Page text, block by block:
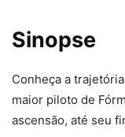
Sinopse
Conheça a
maior piloto de
ascensão, até seu